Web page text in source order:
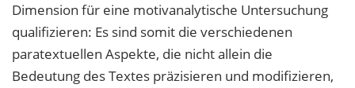
Dimension für eine motivanalytische Untersuchung
qualifizieren: Es sind somit die verschiedenen
paratextuellen Aspekte, die nicht allein die
Bedeutung des Textes präzisieren und modifizieren,